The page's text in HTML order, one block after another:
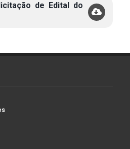
de Edital do